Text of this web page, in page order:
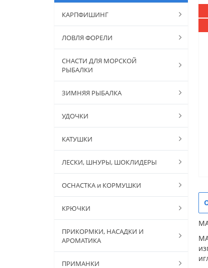
КАРПФИШИНГ
ЛОВЛЯ ФОРЕЛИ
СНАСТИ ДЛЯ МОРСКОЙ
РЫБАЛКИ
ЗИМНЯЯ РЫБАЛКА
УДОЧКИ
КАТУШКИ
ЛЕСКИ, ШНУРЫ, ШОКЛИДЕРЫ
ОСНАСТКА и КОРМУШКИ
КРЮЧКИ
ПРИКОРМКИ, НАСАДКИ И
АРОМАТИКА
ПРИМАНКИ